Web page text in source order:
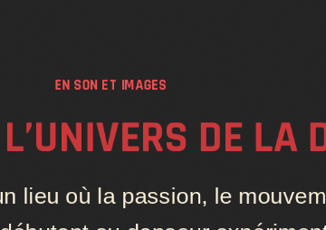
EN SON ET IMAGES
DE LA
lieu où la passion, le